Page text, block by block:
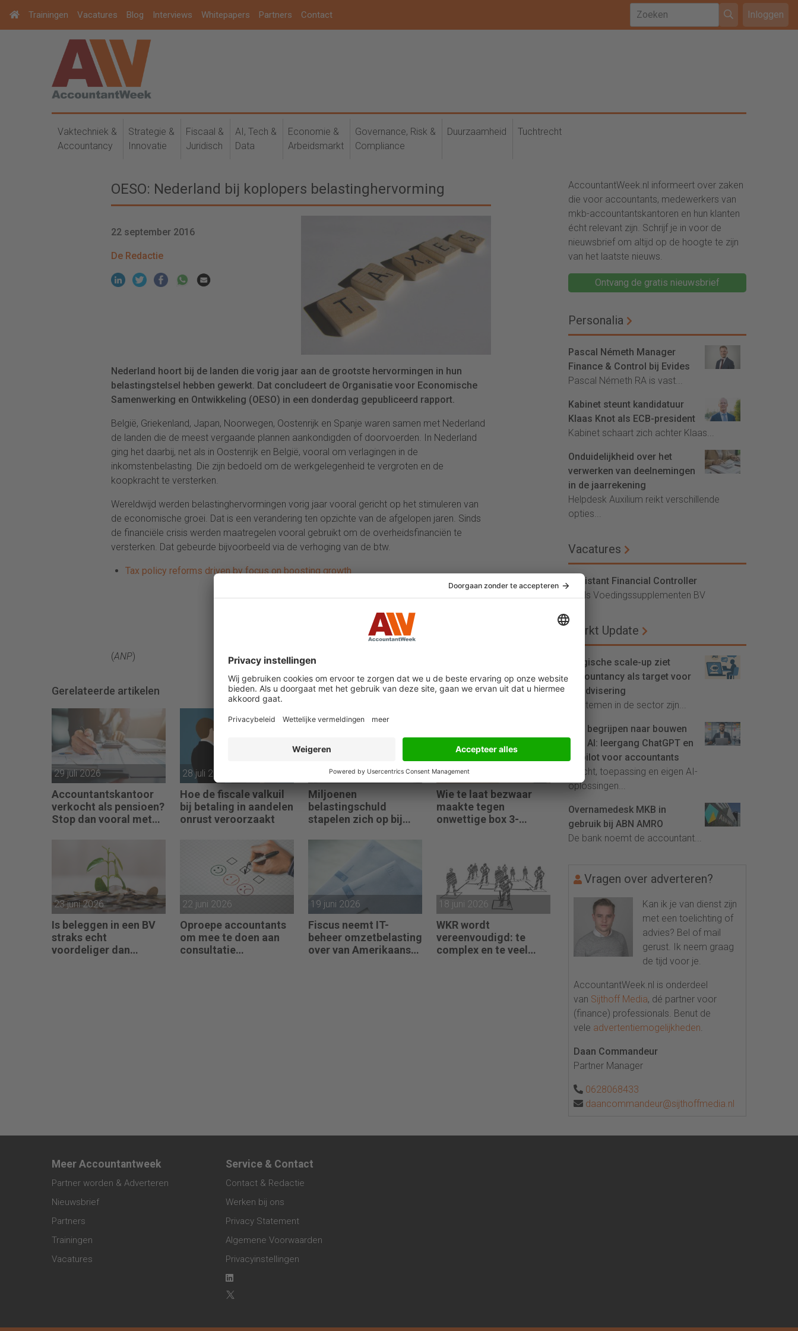
Trainingen Vacatures Blog Interviews Whitepapers Partners Contact Inloggen
Vaktechniek &
Accountancy
Strategie &
Innovatie
Fiscaal &
Juridisch
AI, Tech &
Data
Economie &
Arbeidsmarkt
Governance, Risk &
Compliance
Duurzaamheid Tuchtrecht
OESO: Nederland bij koplopers belastinghervorming
22 september 2016
De Redactie
Nederland hoort bij de landen die vorig jaar aan de grootste hervormingen in hun
belastingstelsel hebben gewerkt. Dat concludeert de Organisatie voor Economische
Samenwerking en Ontwikkeling (OESO) in een donderdag gepubliceerd rapport.
België, Griekenland, Japan, Noorwegen, Oostenrijk en Spanje waren samen met Nederland
de landen die de meest vergaande plannen aankondigden of doorvoerden. In Nederland
ging het daarbij, net als in Oostenrijk en België, vooral om verlagingen in de
inkomstenbelasting. Die zijn bedoeld om de werkgelegenheid te vergroten en de
koopkracht te versterken.
Wereldwijd werden belastinghervormingen vorig jaar vooral gericht op het stimuleren van
de economische groei. Dat is een verandering ten opzichte van de afgelopen jaren. Sinds
de financiële crisis werden maatregelen vooral gebruikt om de overheidsfinanciën te
versterken. Dat gebeurde bijvoorbeeld via de verhoging van de btw.
Tax policy reforms driven by focus on boosting growth
(ANP)
Gerelateerde artikelen
29 juli 2026
Accountantskantoor
verkocht als pensioen?
Stop dan vooral met
28 juli 2026
Hoe de fiscale valkuil
bij betaling in aandelen
onrust veroorzaakt
24 juli 2026
Miljoenen
belastingschuld
stapelen zich op bij
pakketkoeriers
29 juni 2026
Wie te laat bezwaar
maakte tegen
onwettige box 3-
23 juni 2026
Is beleggen in een BV
straks echt
voordeliger dan
22 juni 2026
Oproepe accountants
om mee te doen aan
consultatie
19 juni 2026
Fiscus neemt IT-
beheer omzetbelasting
over van Amerikaans
18 juni 2026
WKR wordt
vereenvoudigd: te
complex en te veel
AccountantWeek.nl informeert over zaken
die voor accountants, medewerkers van
mkb-accountantskantoren en hun klanten
écht relevant zijn. Schrijf je in voor de
nieuwsbrief om altijd op de hoogte te zijn
van het laatste nieuws.
Ontvang de gratis nieuwsbrief
Personalia
Pascal Németh Manager
Finance & Control bij Evides
Pascal Németh RA is vast...
Kabinet steunt kandidatuur
Klaas Knot als ECB-president
Kabinet schaart zich achter Klaas...
Onduidelijkheid over het
verwerken van deelnemingen
in de jaarrekening
Helpdesk Auxilium reikt verschillende
opties...
Vacatures
Assistant Financial Controller
Vitals Voedingssupplementen BV
Markt Update
Belgische scale-up ziet
accountancy als target voor
AI-advisering
'Systemen in de sector zijn...
Van begrijpen naar bouwen
met AI: leergang ChatGPT en
Copilot voor accountants
Inzicht, toepassing en eigen AI-
oplossingen...
Overnamedesk MKB in
gebruik bij ABN AMRO
De bank noemt de accountant...
Vragen over adverteren?
Kan ik je van dienst zijn
met een toelichting of
advies? Bel of mail
gerust. Ik neem graag
de tijd voor je.
AccountantWeek.nl is onderdeel
van Sijthoff Media, dé partner voor
(finance) professionals. Benut de
vele advertentiemogelijkheden.
Daan Commandeur
Partner Manager
0628068433
daancommandeur@sijthoffmedia.nl
Meer Accountantweek
Partner worden & Adverteren
Nieuwsbrief
Partners
Trainingen
Vacatures
Service & Contact
Contact & Redactie
Werken bij ons
Privacy Statement
Algemene Voorwaarden
Privacyinstellingen